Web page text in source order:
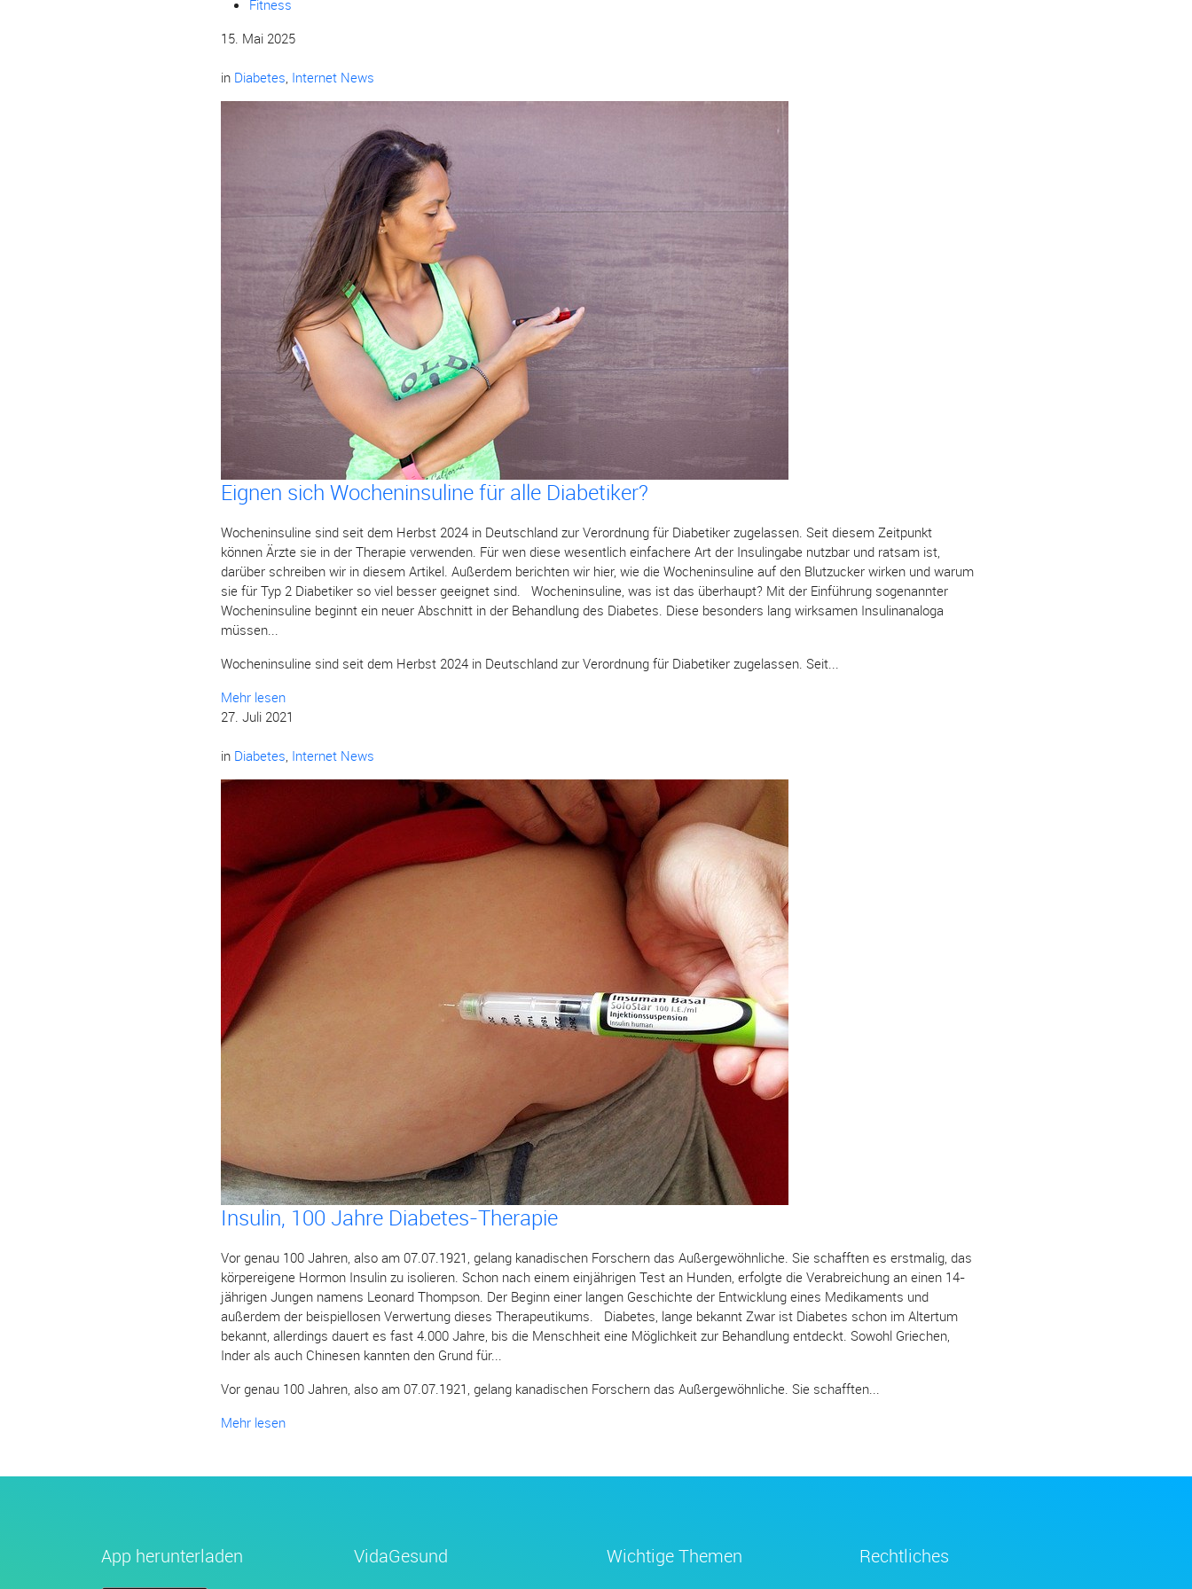
Fitness
15. Mai 2025
in Diabetes, Internet News
Eignen sich Wocheninsuline für alle Diabetiker?
Wocheninsuline sind seit dem Herbst 2024 in Deutschland zur Verordnung für Diabetiker zugelassen. Seit diesem Zeitpunkt
können Ärzte sie in der Therapie verwenden. Für wen diese wesentlich einfachere Art der Insulingabe nutzbar und ratsam ist,
darüber schreiben wir in diesem Artikel. Außerdem berichten wir hier, wie die Wocheninsuline auf den Blutzucker wirken und warum
sie für Typ 2 Diabetiker so viel besser geeignet sind. Wocheninsuline, was ist das überhaupt? Mit der Einführung sogenannter
Wocheninsuline beginnt ein neuer Abschnitt in der Behandlung des Diabetes. Diese besonders lang wirksamen Insulinanaloga
müssen...
Wocheninsuline sind seit dem Herbst 2024 in Deutschland zur Verordnung für Diabetiker zugelassen. Seit...
Mehr lesen
27. Juli 2021
in Diabetes, Internet News
Insulin, 100 Jahre Diabetes-Therapie
Vor genau 100 Jahren, also am 07.07.1921, gelang kanadischen Forschern das Außergewöhnliche. Sie schafften es erstmalig, das
körpereigene Hormon Insulin zu isolieren. Schon nach einem einjährigen Test an Hunden, erfolgte die Verabreichung an einen 14-
jährigen Jungen namens Leonard Thompson. Der Beginn einer langen Geschichte der Entwicklung eines Medikaments und
außerdem der beispiellosen Verwertung dieses Therapeutikums. Diabetes, lange bekannt Zwar ist Diabetes schon im Altertum
bekannt, allerdings dauert es fast 4.000 Jahre, bis die Menschheit eine Möglichkeit zur Behandlung entdeckt. Sowohl Griechen,
Inder als auch Chinesen kannten den Grund für...
Vor genau 100 Jahren, also am 07.07.1921, gelang kanadischen Forschern das Außergewöhnliche. Sie schafften...
Mehr lesen
App herunterladen VidaGesund Wichtige Themen Rechtliches